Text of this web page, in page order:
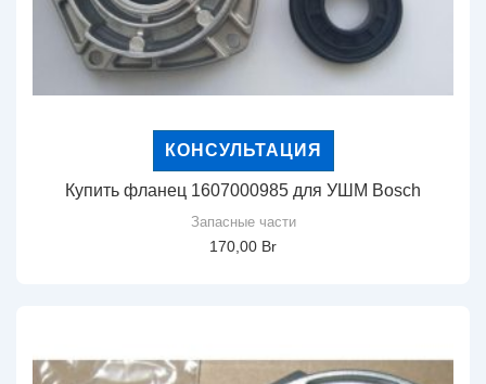
КОНСУЛЬТАЦИЯ
Купить фланец 1607000985 для УШМ Bosch
Запасные части
170,00 Br